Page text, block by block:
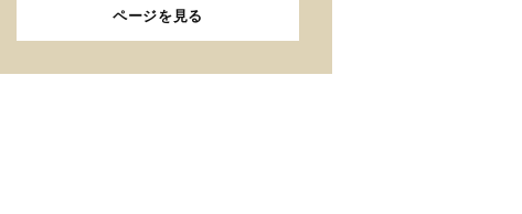
ページを見る